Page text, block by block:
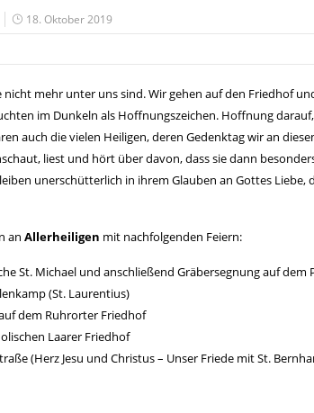
18. Oktober 2019
nicht mehr unter uns sind. Wir gehen auf den Friedhof
im Dunkeln als Hoffnungszeichen. Hoffnung
auch die vielen Heiligen, deren Gedenktag wir an
liest und hört über davon, dass sie dann
unerschütterlich in ihrem Glauben an Gottes Liebe,
an Allerheiligen mit nachfolgenden Feiern:
St. Michael und anschließend Gräbersegnung auf dem
(St. Laurentius)
dem Ruhrorter Friedhof
Laarer Friedhof
(Herz Jesu und Christus – Unser Friede mit St.